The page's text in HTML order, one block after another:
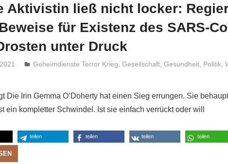
Aktivistin ließ nicht locker:
für Existenz des SARS-
unter Druck
Niki Vogt
Geheimdienste Terror Krieg, Gesellschaft, Gesundheit, Politik,
Die Irin Gemma O’Doherty hat einen Sieg errungen. Sie
ein kompletter Schwindel. Ist sie einfach verrückt oder will
teilen teilen teilen teilen